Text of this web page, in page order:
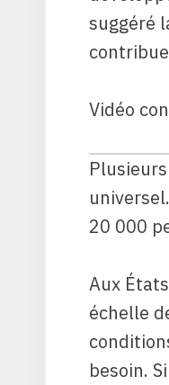
suggéré
Vidéo
20 000
Aux
échelle
besoin.